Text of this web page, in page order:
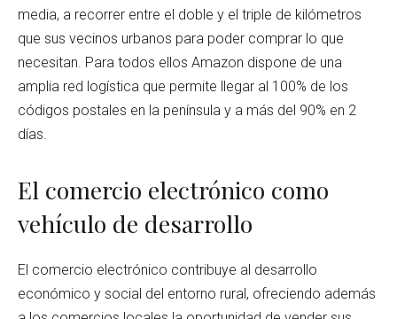
media, a recorrer entre el doble y el triple de kilómetros
que sus vecinos urbanos para poder comprar lo que
necesitan. Para todos ellos Amazon dispone de una
amplia red logística que permite llegar al 100% de los
códigos postales en la península y a más del 90% en 2
días.
El comercio electrónico como
vehículo de desarrollo
El comercio electrónico contribuye al desarrollo
económico y social del entorno rural, ofreciendo además